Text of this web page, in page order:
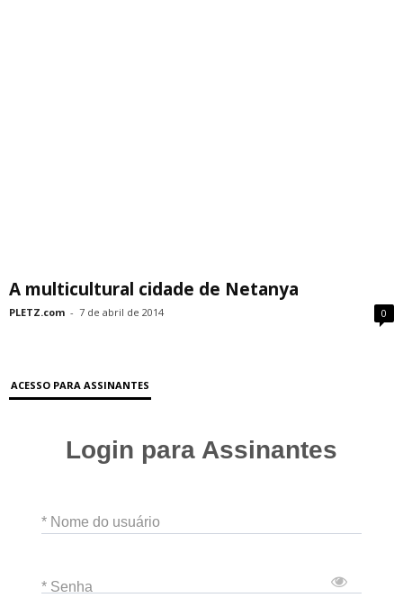
A multicultural cidade de Netanya
PLETZ.com - 7 de abril de 2014 0
ACESSO PARA ASSINANTES
Login para Assinantes
* Nome do usuário
* Senha